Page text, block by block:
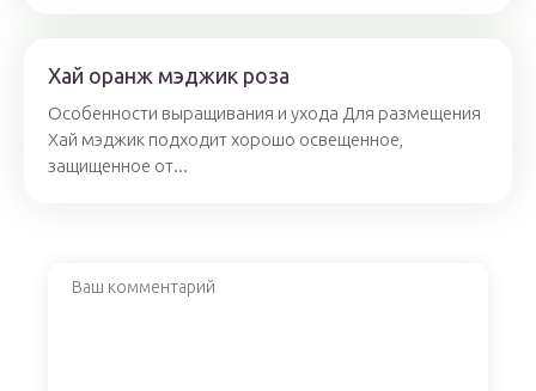
Хай оранж мэджик роза
Особенности выращивания и ухода Для размещения
Хай мэджик подходит хорошо освещенное,
защищенное от...